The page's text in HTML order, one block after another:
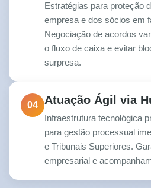
Estratégias para proteção
empresa e dos sócios em
Negociação de acordos
o fluxo de caixa e evitar
surpresa.
04 Atuação Ágil via
Infraestrutura tecnológica
para gestão processual
e Tribunais Superiores.
empresarial e